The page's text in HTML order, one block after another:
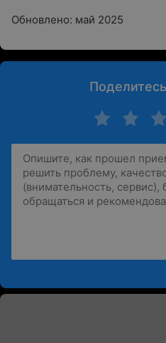
Обновлено: май 2025